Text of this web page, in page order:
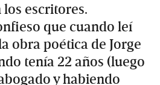
escritores.
que cuando leí
obra poética de Jorge
tenía 22 años (luego
y habiendo